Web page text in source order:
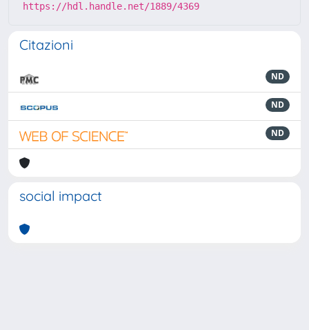
https://hdl.handle.net/1889/4369
Citazioni
ND
ND
ND
social impact